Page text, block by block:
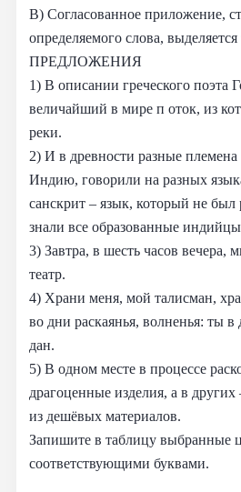
В) Согласованное приложение,
определяемого слова, выделяется
ПРЕДЛОЖЕНИЯ
1) В описании греческого поэта
величайший в мире п оток, из
реки.
2) И в древности разные
Индию, говорили на разных
санскрит – язык, который не был
знали все образованные
3) Завтра, в шесть часов вечера,
театр.
4) Храни меня, мой талисман,
во дни раскаянья, волненья: ты
дан.
5) В одном месте в процессе
драгоценные изделия, а в
из дешёвых материалов.
Запишите в таблицу выбранные
соответствующими буквами.